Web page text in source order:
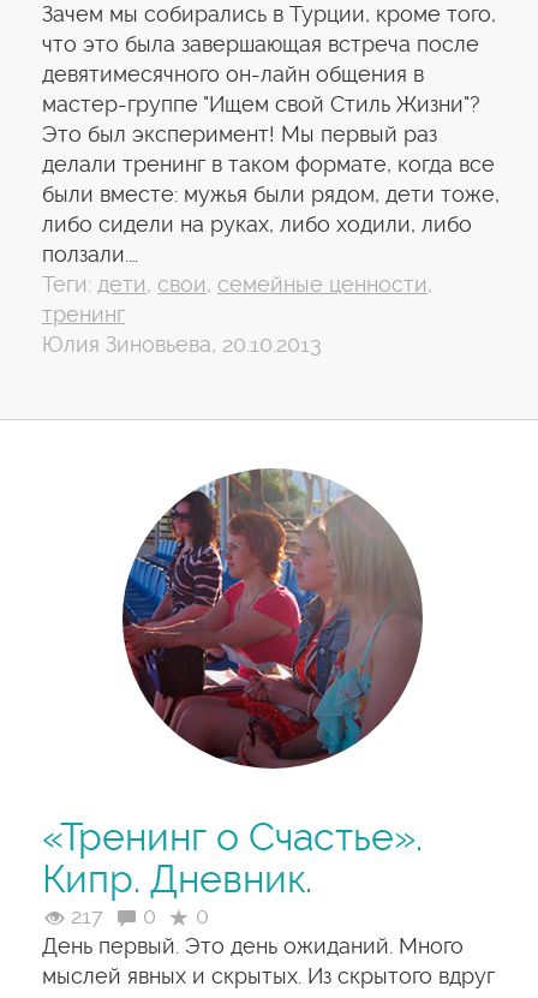
Зачем мы собирались в Турции, кроме того,
что это была завершающая встреча после
девятимесячного он-лайн общения в
мастер-группе "Ищем свой Стиль Жизни"?
Это был эксперимент! Мы первый раз
делали тренинг в таком формате, когда все
были вместе: мужья были рядом, дети тоже,
либо сидели на руках, либо ходили, либо
ползали.…
Теги: дети, свои, семейные ценности,
тренинг
Юлия Зиновьева, 20.10.2013
«Тренинг о Счастье».
Кипр. Дневник.
217 0
0
День первый. Это день ожиданий. Много
мыслей явных и скрытых. Из скрытого вдруг